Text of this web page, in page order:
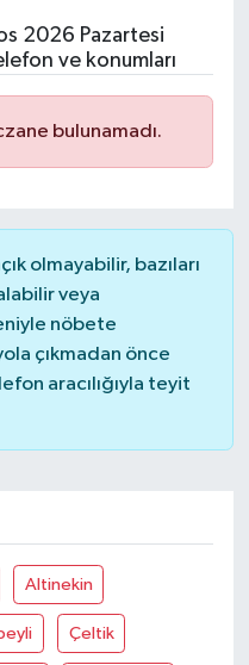
2026 Pazartesi
ve konumları
bulunamadı.
olmayabilir, bazıları
veya
nöbete
çıkmadan önce
aracılığıyla teyit
Altinekin
Çeltik